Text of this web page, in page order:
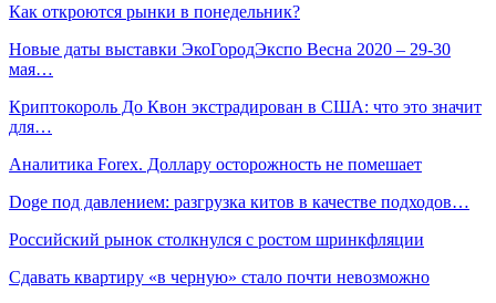
Как откроются рынки в понедельник?
Новые даты выставки ЭкоГородЭкспо Весна 2020 – 29-30
мая…
Криптокороль До Квон экстрадирован в США: что это значит
для…
Аналитика Forex. Доллару осторожность не помешает
Doge под давлением: разгрузка китов в качестве подходов…
Российский рынок столкнулся с ростом шринкфляции
Сдавать квартиру «в черную» стало почти невозможно